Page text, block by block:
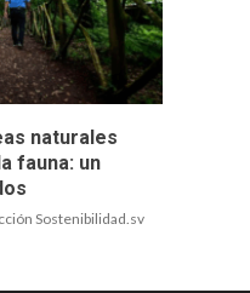
naturales
fauna: un
Sostenibilidad.sv